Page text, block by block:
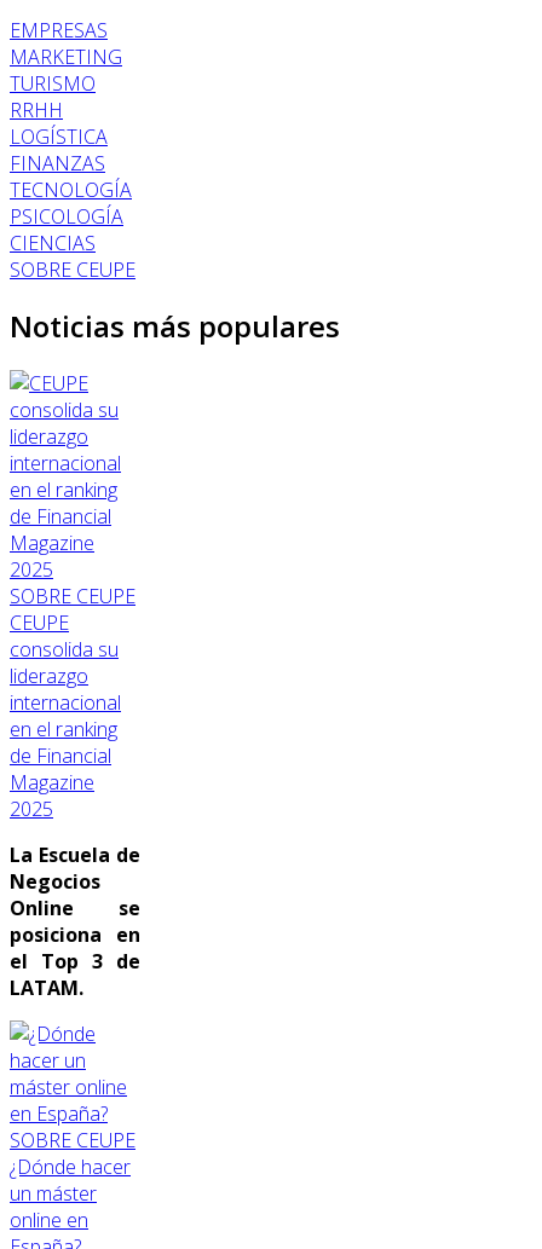
EMPRESAS
MARKETING
TURISMO
RRHH
LOGÍSTICA
FINANZAS
TECNOLOGÍA
PSICOLOGÍA
CIENCIAS
SOBRE CEUPE
Noticias más populares
SOBRE CEUPE
CEUPE
consolida su
liderazgo
internacional
en el ranking
de Financial
Magazine
2025
La Escuela de
Negocios
Online se
posiciona en
el Top 3 de
LATAM.
SOBRE CEUPE
¿Dónde hacer
un máster
online en